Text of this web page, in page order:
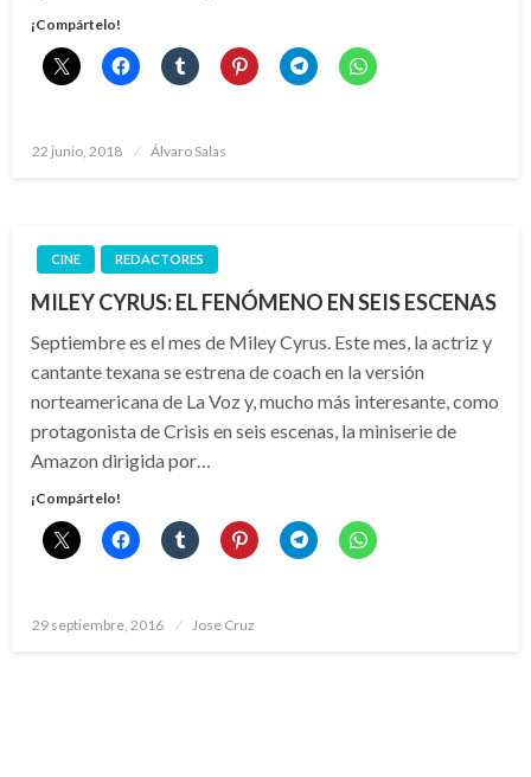
¡Compártelo!
Publicado
22 junio, 2018 Álvaro Salas
CINE REDACTORES
MILEY CYRUS: EL FENÓMENO EN SEIS ESCENAS
Septiembre es el mes de Miley Cyrus. Este mes, la actriz y
cantante texana se estrena de coach en la versión
norteamericana de La Voz y, mucho más interesante, como
protagonista de Crisis en seis escenas, la miniserie de
Amazon dirigida por…
¡Compártelo!
Publicado
29 septiembre, 2016 Jose Cruz